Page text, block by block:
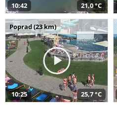
10:42 21,0 °C
Poprad (23 km)
10:25 25,7 °C